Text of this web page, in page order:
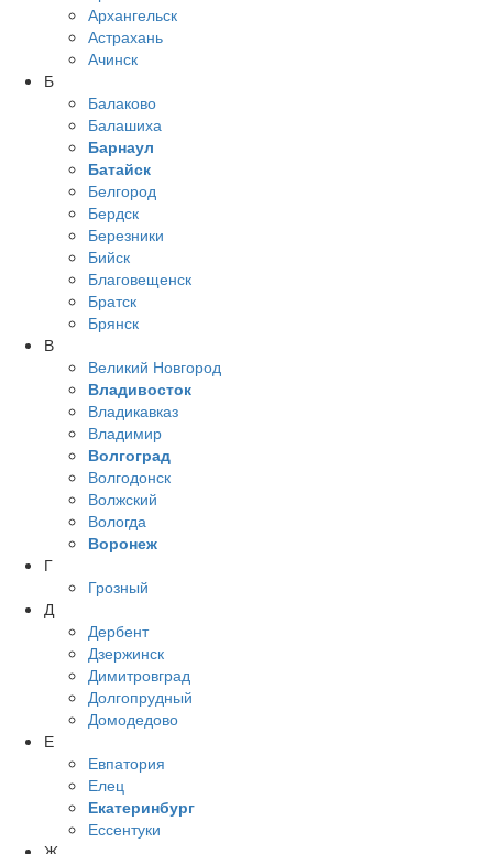
Архангельск
Астрахань
Ачинск
Б
Балаково
Балашиха
Барнаул
Батайск
Белгород
Бердск
Березники
Бийск
Благовещенск
Братск
Брянск
В
Великий Новгород
Владивосток
Владикавказ
Владимир
Волгоград
Волгодонск
Волжский
Вологда
Воронеж
Г
Грозный
Д
Дербент
Дзержинск
Димитровград
Долгопрудный
Домодедово
Е
Евпатория
Елец
Екатеринбург
Ессентуки